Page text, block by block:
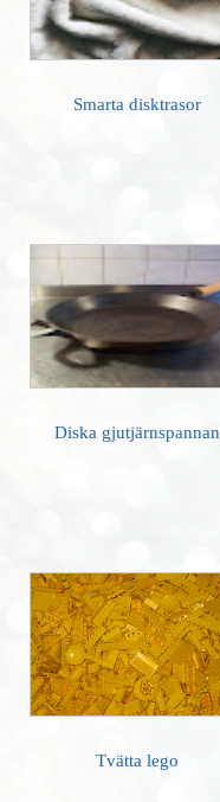
Smarta disktrasor
Diska gjutjärnspannan
Tvätta lego